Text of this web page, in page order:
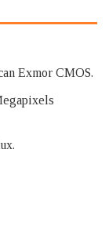
Exmor CMOS.